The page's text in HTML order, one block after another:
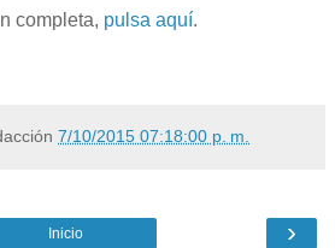
completa, pulsa aquí.
7/10/2015 07:18:00 p. m.
›
Inicio